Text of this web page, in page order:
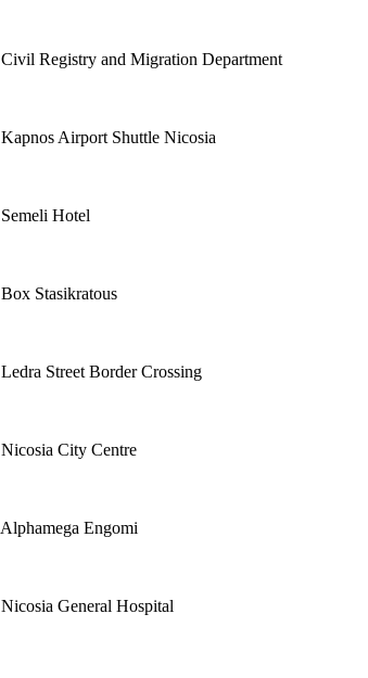
Civil Registry and Migration Department
Kapnos Airport Shuttle Nicosia
Semeli Hotel
Box Stasikratous
Ledra Street Border Crossing
Nicosia City Centre
Alphamega Engomi
Nicosia General Hospital